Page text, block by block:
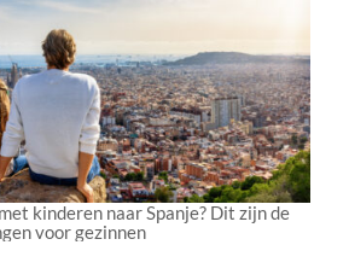
kinderen naar Spanje? Dit zijn de
voor gezinnen